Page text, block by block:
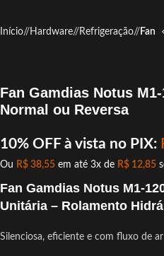
Início/ Hardware/ Refrigeração/ Fan
Fan Gamdias Notus
Normal ou Reversa
10% OFF à vista no PIX:
Ou R$ 38,55 em até 3x de R$ 12,85
Fan Gamdias Notus M1-
Unitária – Rolamento
Silenciosa, eficiente e com fluxo de